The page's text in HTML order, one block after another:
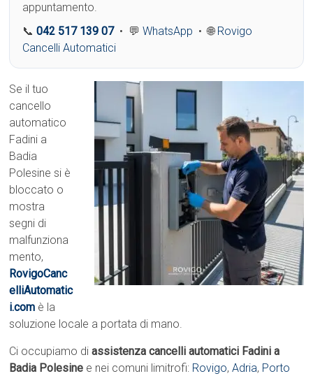
appuntamento.
📞042 517 139 07• 💬WhatsApp • 🌐 Rovigo
Cancelli Automatici
Se il tuo
cancello
automatico
Fadini a
Badia
Polesine si è
bloccato o
mostra
segni di
malfunziona
mento,
RovigoCanc
elliAutomatic
i.com è la
soluzione locale a portata di mano.
Ci occupiamo diassistenza cancelli automatici Fadini a
Badia Polesine e nei comuni limitrofi: Rovigo,Adria, Porto